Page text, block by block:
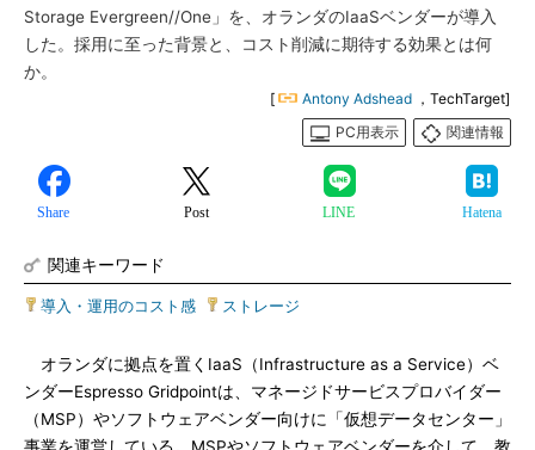
Storage Evergreen//One」を、オランダのIaaSベンダーが導入
した。採用に至った背景と、コスト削減に期待する効果とは何
か。
[ Antony Adshead ，TechTarget]
PC用表示
関連情報
Share Post LINE Hatena
関連キーワード
導入・運用のコスト感 ストレージ
オランダに拠点を置くIaaS（Infrastructure as a Service）ベ
ンダーEspresso Gridpointは、マネージドサービスプロバイダー
（MSP）やソフトウェアベンダー向けに「仮想データセンター」